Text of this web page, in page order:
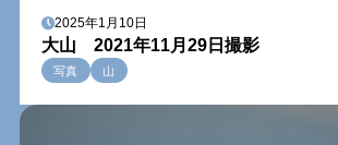
2025年1月10日
大山 2021年11月29日撮影
写真 山